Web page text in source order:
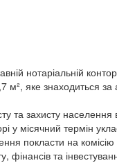
нотаріальній
яке знаходиться
та захисту населення
у місячний термін
покласти на
фінансів та